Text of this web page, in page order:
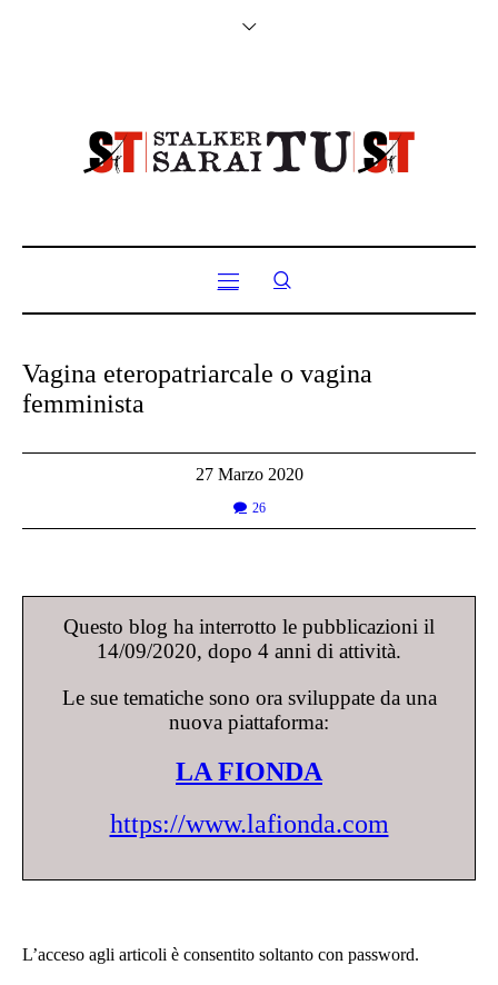
Vagina eteropatriarcale o vagina
femminista
27 Marzo 2020
26
Questo blog ha interrotto le pubblicazioni il
14/09/2020, dopo 4 anni di attività.
Le sue tematiche sono ora sviluppate da una
nuova piattaforma:
LA FIONDA
https://www.lafionda.com
L’acceso agli articoli è consentito soltanto con password.